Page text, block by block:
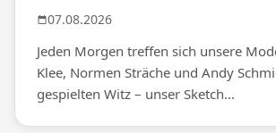
07.08.2026
Jeden Morgen treffen sich unsere
Klee, Normen Sträche und Andy
gespielten Witz – unser Sketch...